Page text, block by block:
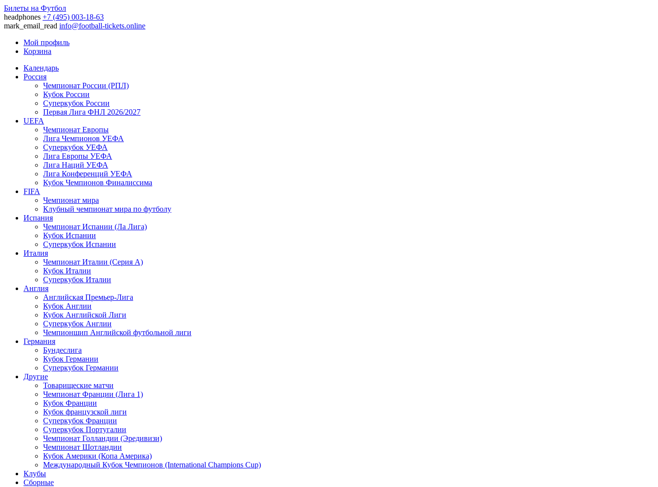
Билеты на Футбол
headphones +7 (495) 003-18-63
mark_email_read info@football-tickets.online
Мой профиль
Корзина
Календарь
Россия
Чемпионат России (РПЛ)
Кубок России
Суперкубок России
Первая Лига ФНЛ 2026/2027
UEFA
Чемпионат Европы
Лига Чемпионов УЕФА
Суперкубок УЕФА
Лига Европы УЕФА
Лига Наций УЕФА
Лига Конференций УЕФА
Кубок Чемпионов Финалиссима
FIFA
Чемпионат мира
Клубный чемпионат мира по футболу
Испания
Чемпионат Испании (Ла Лига)
Кубок Испании
Суперкубок Испании
Италия
Чемпионат Италии (Серия А)
Кубок Италии
Суперкубок Италии
Англия
Английская Премьер-Лига
Кубок Англии
Кубок Английской Лиги
Суперкубок Англии
Чемпионшип Английской футбольной лиги
Германия
Бундеслига
Кубок Германии
Суперкубок Германии
Другие
Товарищеские матчи
Чемпионат Франции (Лига 1)
Кубок Франции
Кубок французской лиги
Суперкубок Франции
Суперкубок Португалии
Чемпионат Голландии (Эредивизи)
Чемпионат Шотландии
Кубок Америки (Копа Америка)
Международный Кубок Чемпионов (International Champions Cup)
Клубы
Сборные